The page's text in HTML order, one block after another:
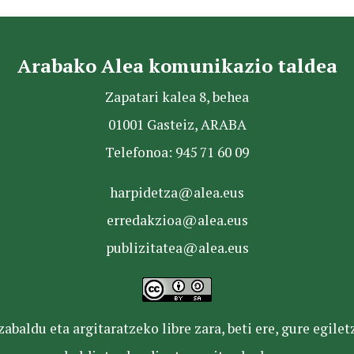
Arabako Alea komunikazio taldea
Zapatari kalea 8, behea
01001 Gasteiz, ARABA
Telefonoa: 945 71 60 09
harpidetza@alea.eus
erredakzioa@alea.eus
publizitatea@alea.eus
eta argitaratzeko libre zara, beti ere, gure